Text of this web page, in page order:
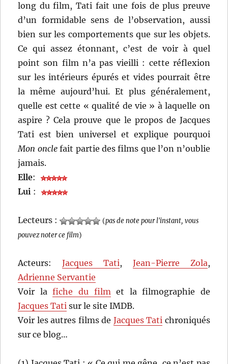
long du film, Tati fait une fois de plus preuve
d’un formidable sens de l’observation, aussi
bien sur les comportements que sur les objets.
Ce qui assez étonnant, c’est de voir à quel
point son film n’a pas vieilli : cette réflexion
sur les intérieurs épurés et vides pourrait être
la même aujourd’hui. Et plus généralement,
quelle est cette « qualité de vie » à laquelle on
aspire ? Cela prouve que le propos de Jacques
Tati est bien universel et explique pourquoi
Mon onclefait partie des films que l’on n’oublie
jamais.
Elle:
Lui :
Lecteurs : (pas de note pour l'instant, vous
pouvez noter ce film)
Acteurs:Jacques Tati, Jean-Pierre Zola,
Adrienne Servantie
Voir lafiche du filmet la filmographie de
Jacques Tati sur le site IMDB.
Voir les autres films de Jacques Tati chroniqués
sur ce blog…